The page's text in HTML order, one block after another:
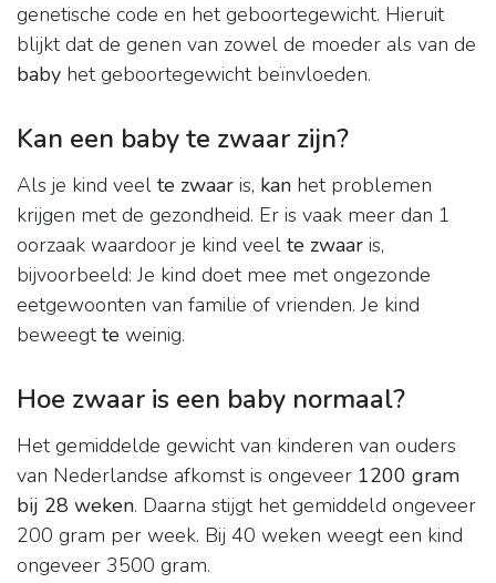
genetische code en het geboortegewicht. Hieruit
blijkt dat de genen van zowel de moeder als van de
baby het geboortegewicht beïnvloeden.
Kan een baby te zwaar zijn?
Als je kind veel te zwaar is, kan het problemen
krijgen met de gezondheid. Er is vaak meer dan 1
oorzaak waardoor je kind veel te zwaar is,
bijvoorbeeld: Je kind doet mee met ongezonde
eetgewoonten van familie of vrienden. Je kind
beweegtte weinig.
Hoe zwaar is een baby normaal?
Het gemiddelde gewicht van kinderen van ouders
van Nederlandse afkomst is ongeveer 1200 gram
bij 28 weken. Daarna stijgt het gemiddeld ongeveer
200 gram per week. Bij 40 weken weegt een kind
ongeveer 3500 gram.